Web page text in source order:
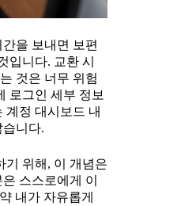
을 보내면 보편
입니다. 교환 시
것은 너무 위험
로그인 세부 정보
계정 대시보드 내
니다.
기 위해, 이 개념은
스스로에게 이
내가 자유롭게